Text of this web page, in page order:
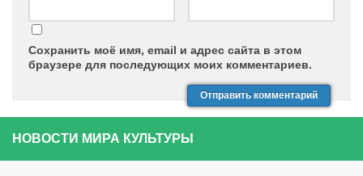
Сохранить моё имя, email и адрес сайта в этом
браузере для последующих моих комментариев.
НОВОСТИ МИРА КУЛЬТУРЫ